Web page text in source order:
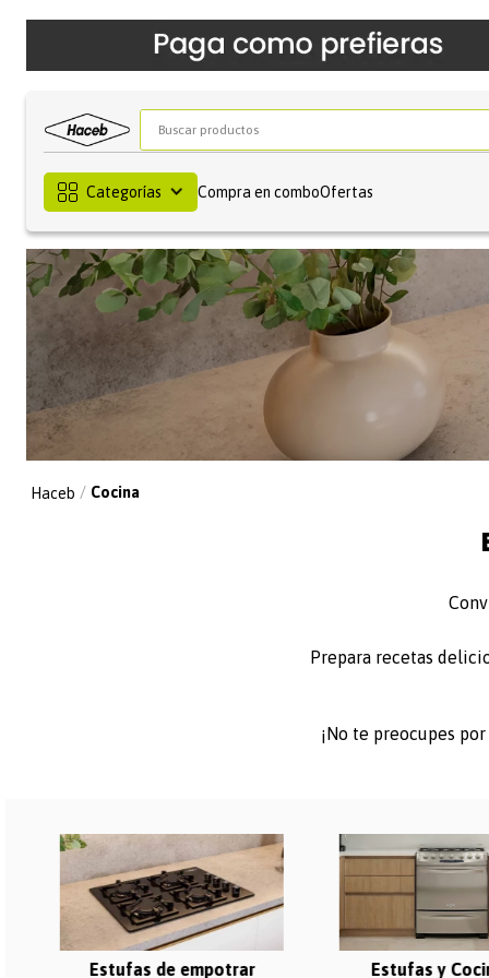
Buscar productos
Categorías Compra en comboOfertas
Cocina
Prepara recetas
¡No te preocupes
Estufas de empotrar Estufas y